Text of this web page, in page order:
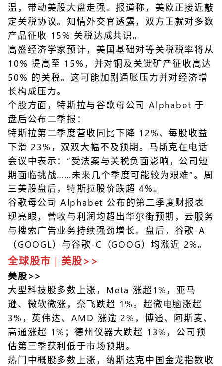
温，带动美股大盘走强。报道称，美欧正接近敲
定关税协议。知情外交官透露，双方正就对多数
产品征收 15% 关税达成共识。
高盛经济学家预计，美国基础对等关税税率将从
10% 提高至 15%，并对铜及关键矿产征收高达
50% 的关税。这可能加剧通胀压力并对经济增
长构成压力。
个股方面，特斯拉与谷歌母公司 Alphabet 于
盘后公布二季报：
特斯拉第二季度营收同比下降 12%、每股收益
下滑 23%，双双大幅不及预期。马斯克在电话
会议中表示：“受法案与关税负面影响，公司短
期面临挑战……未来几个季度可能较为艰难”。周
三美股盘后，特斯拉股价跌超 4%。
谷歌母公司 Alphabet 公布的第二季度财报表
现亮眼，营收与利润均超出华尔街预期，云服务
与搜索广告业务持续强劲增长。盘后，谷歌-A
（GOOGL）与谷歌-C（GOOG）均涨近 2%。
全球股市 | 美股>>
美股>>
大型科技股多数上涨，Meta 涨超1%，亚马
逊、微软微涨，奈飞跌超 1%。超微电脑涨超
3%，英伟达、AMD 涨逾 2%，博通、阿斯麦、
高通涨超 1%；德州仪器大跌超 13%，公司预
估第三季获利低于市场预期。
热门中概股多数上涨，纳斯达克中国金龙指数收